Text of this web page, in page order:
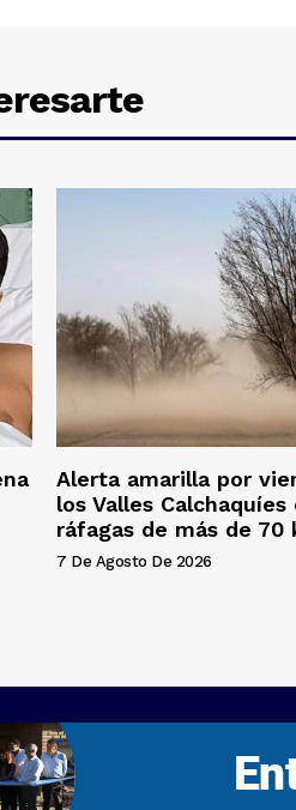
Alerta amarilla por
los Valles Calchaquíes
ráfagas de más de 70
7 De Agosto De 2026